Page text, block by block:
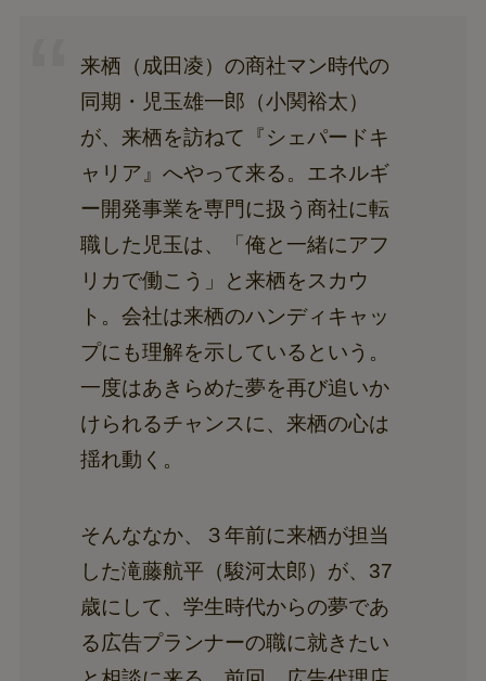
来栖（成田凌）の商社マン時代の
同期・児玉雄一郎（小関裕太）
が、来栖を訪ねて『シェパードキ
ャリア』へやって来る。エネルギ
ー開発事業を専門に扱う商社に転
職した児玉は、「俺と一緒にアフ
リカで働こう」と来栖をスカウ
ト。会社は来栖のハンディキャッ
プにも理解を示しているという。
一度はあきらめた夢を再び追いか
けられるチャンスに、来栖の心は
揺れ動く。
そんななか、３年前に来栖が担当
した滝藤航平（駿河太郎）が、37
歳にして、学生時代からの夢であ
る広告プランナーの職に就きたい